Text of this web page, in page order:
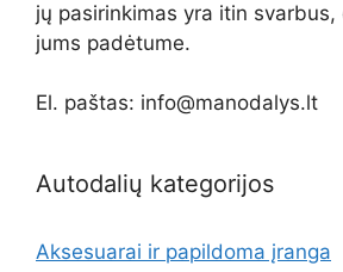
jų pasirinkimas yra itin svarbus,
jums padėtume.
El. paštas: info@manodalys.lt
Autodalių kategorijos
Aksesuarai ir papildoma įranga